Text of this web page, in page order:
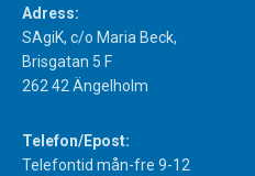
Adress:
SAgiK, c/o Maria Beck,
Brisgatan 5 F
262 42 Ängelholm
Telefon/Epost:
Telefontid mån-fre 9-12